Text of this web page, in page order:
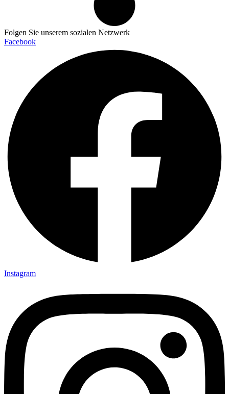
Folgen Sie unserem sozialen Netzwerk
Facebook
Instagram